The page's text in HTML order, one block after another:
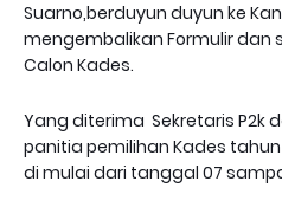
Suarno,berduyun duyun ke
mengembalikan Formulir dan
Calon Kades.
Yang diterima Sekretaris P2k
panitia pemilihan Kades
di mulai dari tanggal 07